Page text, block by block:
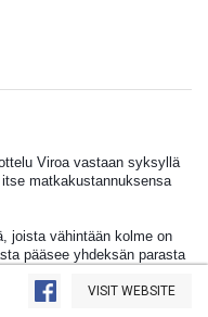
Viroa vastaan syksyllä
matkakustannuksensa
joista vähintään kolme on
pääsee yhdeksän parasta
hallitus nimeää loput
VISIT WEBSITE